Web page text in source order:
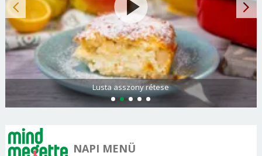
Spenótos palacsinta tejföllel töltve
NAPI MENÜ